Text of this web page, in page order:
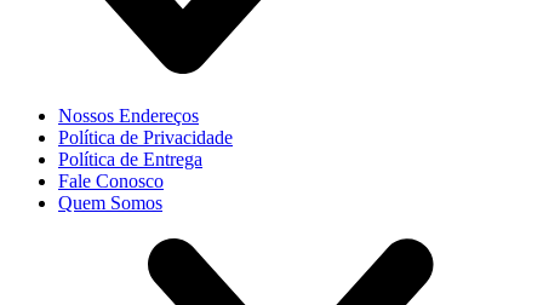
Nossos Endereços
Política de Privacidade
Política de Entrega
Fale Conosco
Quem Somos